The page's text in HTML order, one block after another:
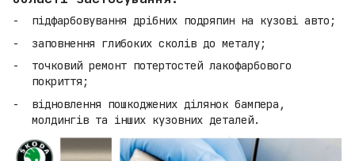
підфарбовування дрібних подряпин на кузові авто;
заповнення глибоких сколів до металу;
точковий ремонт потертостей лакофарбового
покриття;
відновлення пошкоджених ділянок бампера,
молдингів та інших кузовних деталей.